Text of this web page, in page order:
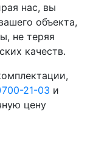
нас, вы
объекта,
не теряя
качеств.
21-03 и
цену